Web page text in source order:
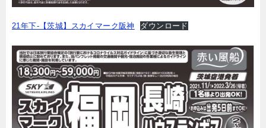
21年下-【茨城】スカイマーク阪神 ダウンロード